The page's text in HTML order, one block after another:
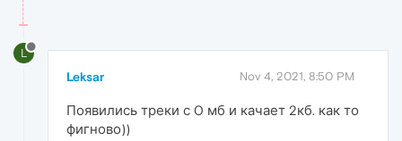
L
Leksar Nov 4, 2021, 8:50 PM
Появились треки с 0 мб и качает 2кб. как то
фигново))